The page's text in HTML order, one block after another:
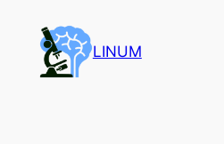
contenu
LINUM